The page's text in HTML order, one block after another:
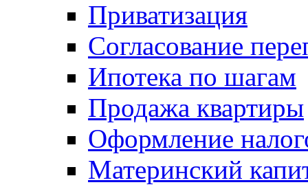
Приватизация
Согласование
Ипотека по шагам
Продажа квартиры
Оформление
Материнский